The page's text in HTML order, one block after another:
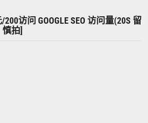
200访问 GOOGLE SEO 访问量(20S 留
拍]